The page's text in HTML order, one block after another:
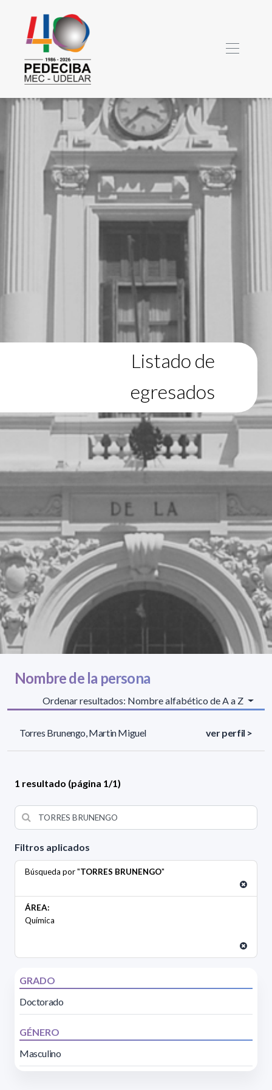
Listado de
egresados
Filtros aplicados
Búsqueda por "TORRES BRUNENGO"
ÁREA:
Química
GRADO
Doctorado
GÉNERO
Masculino
Nombre de la persona
Ordenar resultados: Nombre alfabético de A a Z
Torres Brunengo, Martin Miguel ver perfil >
1 resultado (página 1/1)